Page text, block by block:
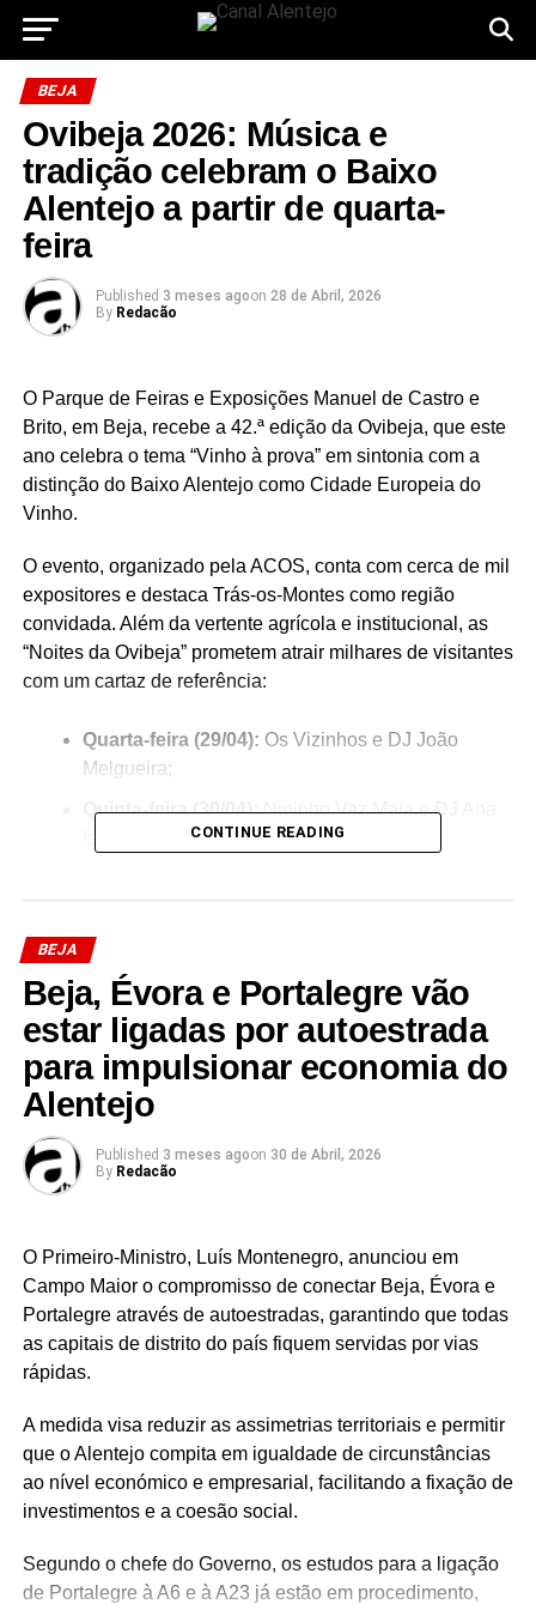
BEJA
Ovibeja 2026: Música e
tradição celebram o Baixo
Alentejo a partir de quarta-
feira
Published 3 meses agoon 28 de Abril, 2026
By Redacão
O Parque de Feiras e Exposições Manuel de Castro e
Brito, em Beja, recebe a 42.ª edição da Ovibeja, que este
ano celebra o tema “Vinho à prova” em sintonia com a
distinção do Baixo Alentejo como Cidade Europeia do
Vinho.
O evento, organizado pela ACOS, conta com cerca de mil
expositores e destaca Trás-os-Montes como região
convidada. Além da vertente agrícola e institucional, as
“Noites da Ovibeja” prometem atrair milhares de visitantes
com um cartaz de referência:
Quarta-feira (29/04): Os Vizinhos e DJ João
Melgueira;
Quinta-feira (30/04):Nininho Vaz Maia e DJ Ana
Isabel Arroja;
O programa cultural diário inclui grupos de cantares
regionais e dança, culminando no sábado com o
tradicionalEncontro do Cante, que reunirá centenas de
vozes para celebrar o património imaterial da região.
Facebook
Mastodon
RELATED TOPICS:
[WORKSHOP]→ Alkantara promove “Tomar
Posição: Difusão e Cooperação nas Artes P…
DON'T MISS
FESTIVAL → LISBOAA Associação Fala Orgânica
apresenta, entre maio e julho, o …
CONTINUE READING
BEJA
Beja, Évora e Portalegre vão
estar ligadas por autoestrada
para impulsionar economia do
Alentejo
Published 3 meses agoon 30 de Abril, 2026
By Redacão
O Primeiro-Ministro, Luís Montenegro, anunciou em
Campo Maior o compromisso de conectar Beja, Évora e
Portalegre através de autoestradas, garantindo que todas
as capitais de distrito do país fiquem servidas por vias
rápidas.
A medida visa reduzir as assimetrias territoriais e permitir
que o Alentejo compita em igualdade de circunstâncias
ao nível económico e empresarial, facilitando a fixação de
investimentos e a coesão social.
Segundo o chefe do Governo, os estudos para a ligação
de Portalegre à A6 e à A23 já estão em procedimento,